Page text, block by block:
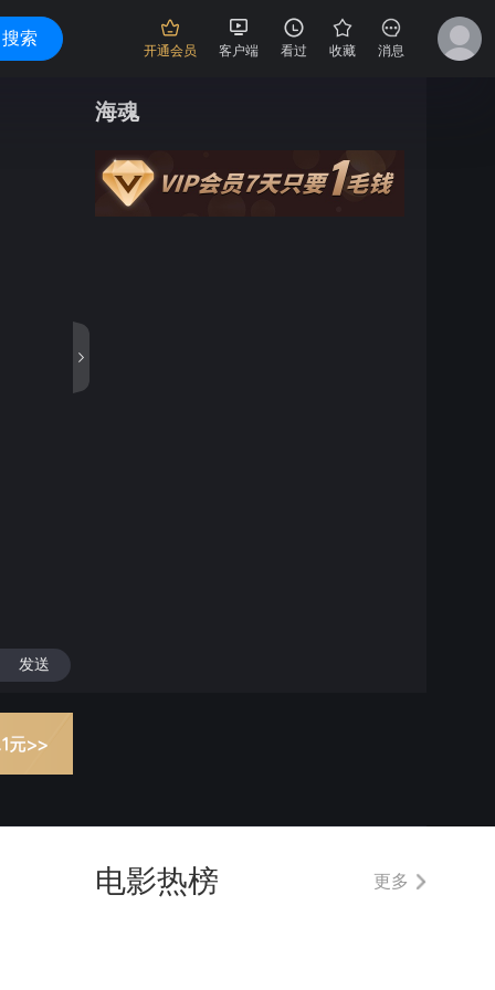
搜索
开通会员 客户端 看过 收藏 消息
发送
海魂
电影热榜 更多